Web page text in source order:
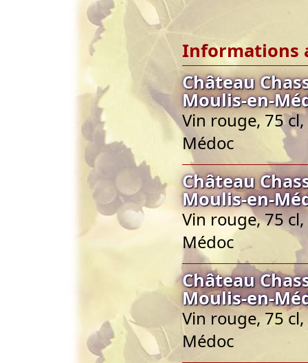
Informations
Château
Moulis-en-
Vin rouge, 75
Médoc
Château
Moulis-en-
Vin rouge, 75
Médoc
Château
Moulis-en-
Vin rouge, 75
Médoc